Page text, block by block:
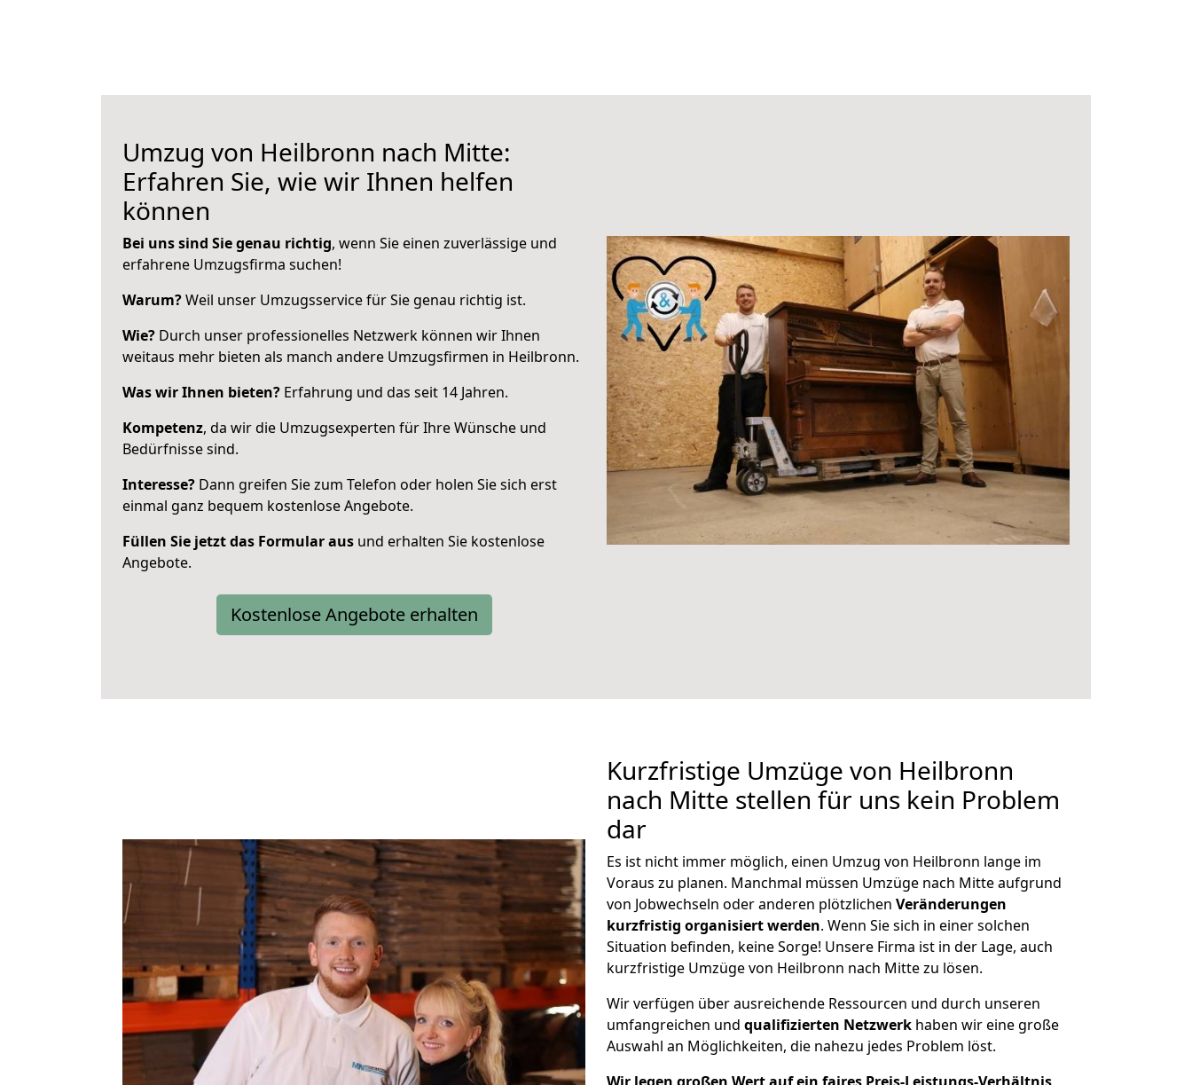
Umzug von Heilbronn nach Mitte:
Erfahren Sie, wie wir Ihnen helfen
können
Bei uns sind Sie genau richtig, wenn Sie einen zuverlässige und
erfahrene Umzugsfirma suchen!
Warum?Weil unser Umzugsservice für Sie genau richtig ist.
Wie? Durch unser professionelles Netzwerk können wir Ihnen
weitaus mehr bieten als manch andere Umzugsfirmen in Heilbronn.
Was wir Ihnen bieten? Erfahrung und das seit 14 Jahren.
Kompetenz, da wir die Umzugsexperten für Ihre Wünsche und
Bedürfnisse sind.
Interesse? Dann greifen Sie zum Telefon oder holen Sie sich erst
einmal ganz bequem kostenlose Angebote.
Füllen Sie jetzt das Formular aus und erhalten Sie kostenlose
Angebote.
Kostenlose Angebote erhalten
Kurzfristige Umzüge von Heilbronn
nach Mitte stellen für uns kein Problem
dar
Es ist nicht immer möglich, einen Umzug von Heilbronn lange im
Voraus zu planen. Manchmal müssen Umzüge nach Mitte aufgrund
von Jobwechseln oder anderen plötzlichen Veränderungen
kurzfristig organisiert werden. Wenn Sie sich in einer solchen
Situation befinden, keine Sorge! Unsere Firma ist in der Lage, auch
kurzfristige Umzüge von Heilbronn nach Mitte zu lösen.
Wir verfügen über ausreichende Ressourcen und durch unseren
umfangreichen und qualifizierten Netzwerk haben wir eine große
Auswahl an Möglichkeiten, die nahezu jedes Problem löst.